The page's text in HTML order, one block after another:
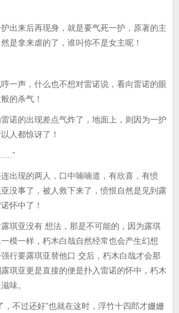
来后再现身，就是要气死一护，原著的主
是拿来虐的了，谁叫你不是女主呢！
声，什么也不想对雷诺说，看向雷诺的眼
的杀气！
的出现差点气炸了，地面上，则因为一护
人都惊讶了！
现的两人，口中喃喃道，有欣喜，有愤
没事了，被人救下来了，愤恨自然是见到露
怀中了！
亚没有 想法，那是不可能的，因为露琪
模一样，朽木白哉自然经常也会产生幻想
行要露琪亚替他口 交后，朽木白哉才会那
琪亚更是直接的便是扑入雷诺的怀中，朽木
味。
不过还好”也就在这时，浮竹十四郎才姗姗